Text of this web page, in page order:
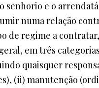
senhorio e o
numa relação
de regime a
em três
quaisquer
(ii) manutenção